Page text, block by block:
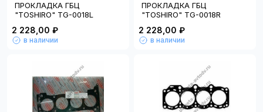
ПРОКЛАДКА ГБЦ
"TOSHIRO" TG-0018L
2 228,00 ₽
в наличии
ПРОКЛАДКА ГБЦ
"TOSHIRO" TG-0018R
2 228,00 ₽
в наличии